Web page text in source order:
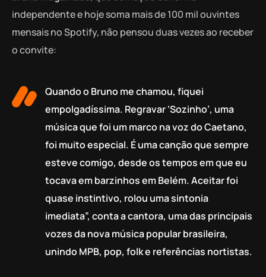
independente e hoje soma mais de 100 mil ouvintes
mensais no Spotify, não pensou duas vezes ao receber
o convite:
Quando o Bruno me chamou, fiquei
empolgadíssima. Regravar ‘Sozinho’, uma
música que foi um marco na voz do Caetano,
foi muito especial. É uma canção que sempre
esteve comigo, desde os tempos em que eu
tocava em barzinhos em Belém. Aceitar foi
quase instintivo, rolou uma sintonia
imediata”, conta a cantora, uma das principais
vozes da nova música popular brasileira,
unindo MPB, pop, folk e referências nortistas.